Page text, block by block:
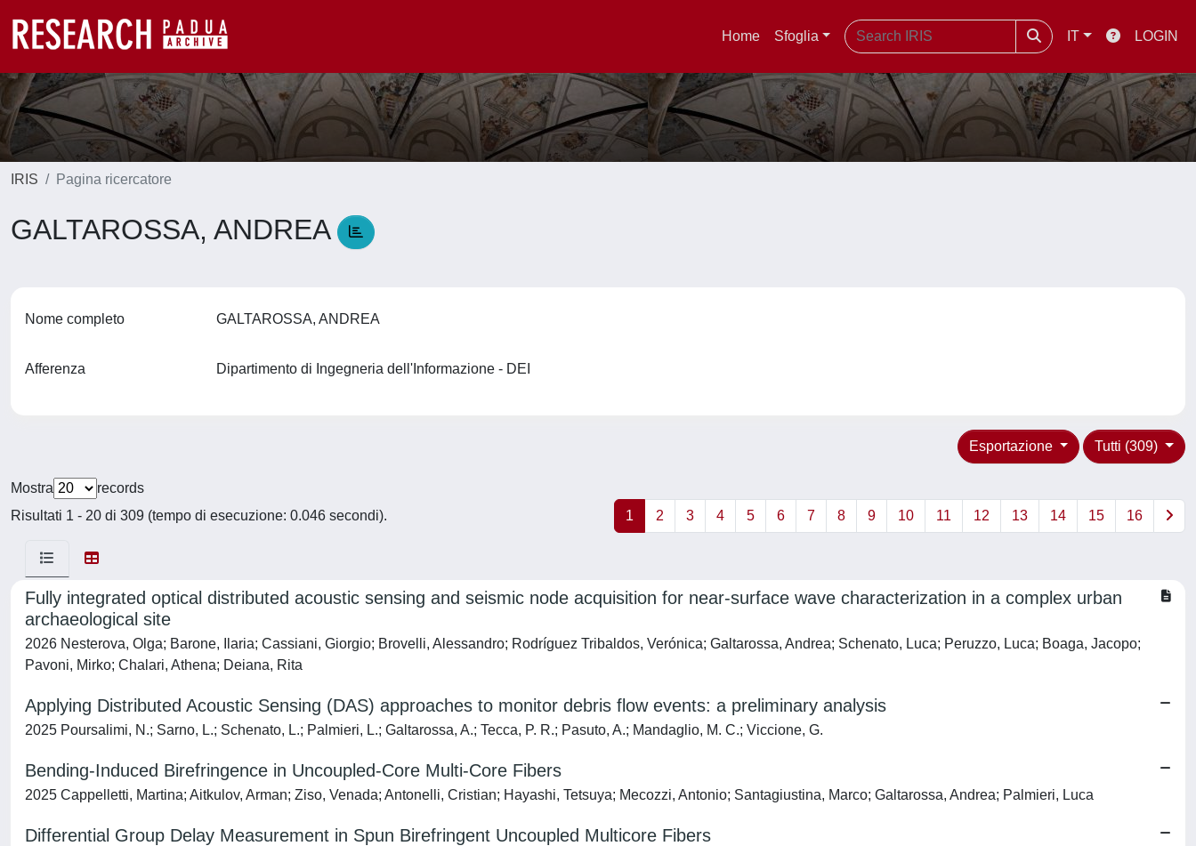
Home Sfoglia IT LOGIN
IRIS Pagina ricercatore
GALTAROSSA, ANDREA
Nome completo GALTAROSSA, ANDREA
Afferenza Dipartimento di Ingegneria dell'Informazione - DEI
Tutti (309)
Esportazione
Mostra
records
Risultati 1 - 20 di 309 (tempo di esecuzione: 0.046 secondi).
1 2 3 4 5 6 7 8 9 10 11 12 13 14 15 16
Fully integrated optical distributed acoustic sensing and seismic node acquisition for near-surface wave characterization in a complex urban
archaeological site
2026 Nesterova, Olga; Barone, Ilaria; Cassiani, Giorgio; Brovelli, Alessandro; Rodríguez Tribaldos, Verónica; Galtarossa, Andrea; Schenato, Luca; Peruzzo, Luca; Boaga, Jacopo;
Pavoni, Mirko; Chalari, Athena; Deiana, Rita
Applying Distributed Acoustic Sensing (DAS) approaches to monitor debris flow events: a preliminary analysis
2025 Poursalimi, N.; Sarno, L.; Schenato, L.; Palmieri, L.; Galtarossa, A.; Tecca, P. R.; Pasuto, A.; Mandaglio, M. C.; Viccione, G.
Bending-Induced Birefringence in Uncoupled-Core Multi-Core Fibers
2025 Cappelletti, Martina; Aitkulov, Arman; Ziso, Venada; Antonelli, Cristian; Hayashi, Tetsuya; Mecozzi, Antonio; Santagiustina, Marco; Galtarossa, Andrea; Palmieri, Luca
Differential Group Delay Measurement in Spun Birefringent Uncoupled Multicore Fibers